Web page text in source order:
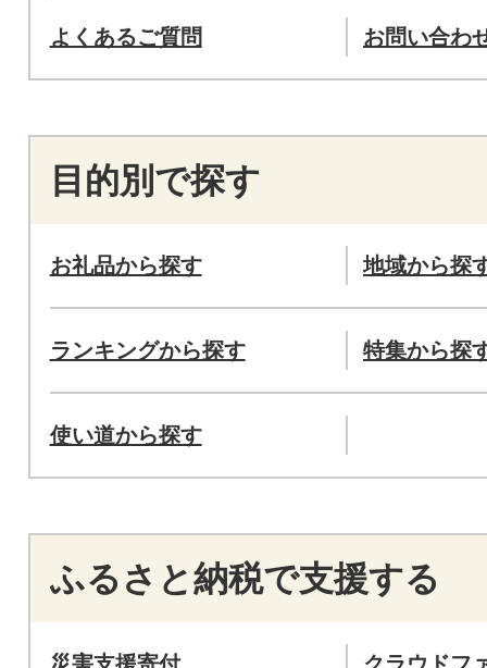
よくあるご質問 お問い合わ
目的別で探す
お礼品から探す 地域から探
ランキングから探す 特集から探
使い道から探す
ふるさと納税で支援する